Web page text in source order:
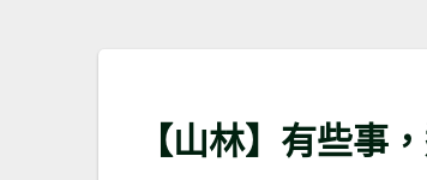
【山林】有些事